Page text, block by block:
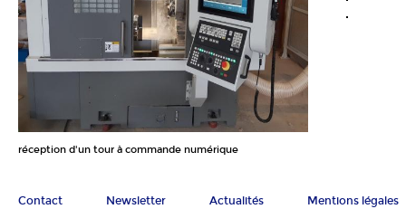
réception d'un tour à commande numérique
Contact Newsletter Actualités Mentions légales